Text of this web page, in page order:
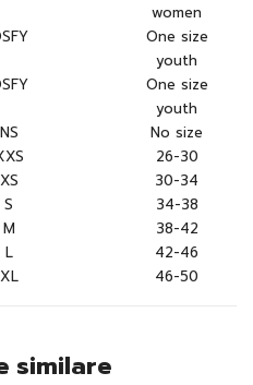
women
One size
youth
One size
youth
NS
No size
26-30
XS
30-34
S
34-38
M
38-42
L
42-46
XL 46-50
similare